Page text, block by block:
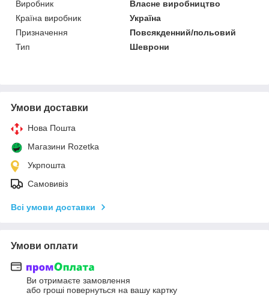
Виробник
Власне виробництво
Країна виробник
Україна
Призначення
Повсякденний/польовий
Тип
Шеврони
Умови доставки
Нова Пошта
Магазини Rozetka
Укрпошта
Самовивіз
Всі умови доставки
Умови оплати
Ви отримаєте замовлення
або гроші повернуться на вашу картку